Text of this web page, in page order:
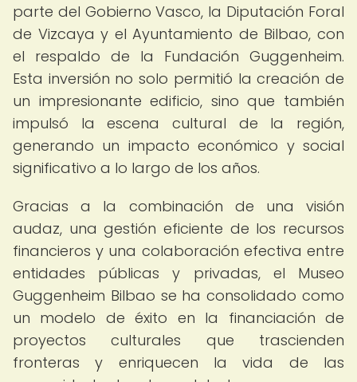
parte del Gobierno Vasco, la Diputación Foral
de Vizcaya y el Ayuntamiento de Bilbao, con
el respaldo de la Fundación Guggenheim.
Esta inversión no solo permitió la creación de
un impresionante edificio, sino que también
impulsó la escena cultural de la región,
generando un impacto económico y social
significativo a lo largo de los años.
Gracias a la combinación de una visión
audaz, una gestión eficiente de los recursos
financieros y una colaboración efectiva entre
entidades públicas y privadas, el Museo
Guggenheim Bilbao se ha consolidado como
un modelo de éxito en la financiación de
proyectos culturales que trascienden
fronteras y enriquecen la vida de las